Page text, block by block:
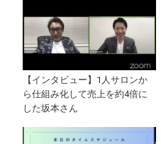
【インタビュー】1人サロンか
ら仕組み化して売上を約4倍に
した坂本さん